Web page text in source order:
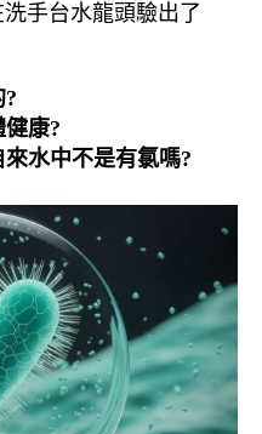
手台水龍頭驗出了
康?
水中不是有氯嗎?